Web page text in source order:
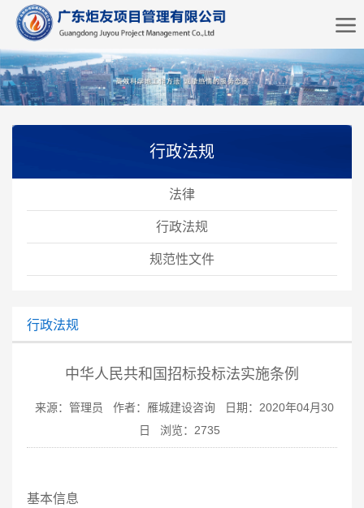
行政法规
法律
行政法规
规范性文件
行政法规
中华人民共和国招标投标法实施条例
来源：管理员 作者：雁城建设咨询
日期：2020年04月30
日
浏览： 2735
基本信息